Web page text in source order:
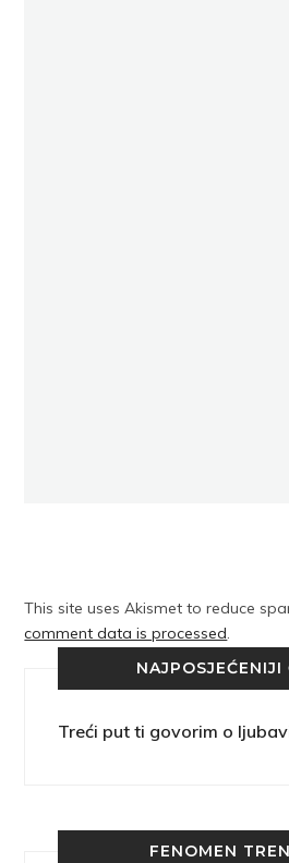
This site uses Akismet to reduce
comment data is processed.
NAJPOSJEĆENIJI
Treći put ti govorim o
FENOMEN